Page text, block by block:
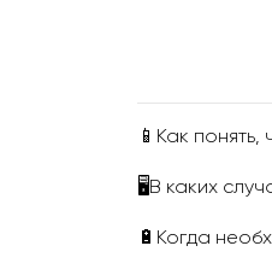
📱Как
🖥В каких
🔋Когда